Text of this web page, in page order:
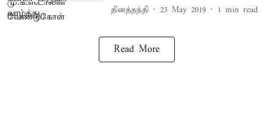
தினத்தந்தி 23 May 2019 1 min read
Read More